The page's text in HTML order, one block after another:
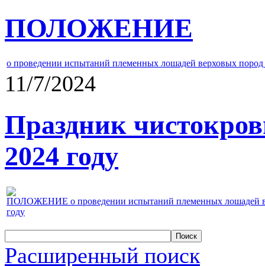
ПОЛОЖЕНИЕ
о проведении испытаний племенных лошадей верховых
11/7/2024
Праздник
2024 году
ПОЛОЖЕНИЕ о проведении испытаний племенных лошадей
году
Расширенный поиск